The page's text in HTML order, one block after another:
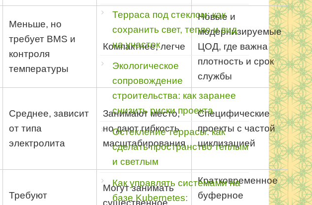
Меньше, но
требует BMS и
контроля
температуры
Компактнее, легче
Новые и
модернизируемые
ЦОД, где важна
плотность и срок
службы
Среднее, зависит
от типа
электролита
Занимают место,
но дают гибкость
масштабирования
Специфические
проекты с частой
циклизацией
Требуют
Могут занимать
Кратковременное
буферное
Терраса под стеклом: как
сохранить свет, тепло и вид
на участок
Экологическое
сопровождение
строительства: как заранее
снизить риски проекта
Остекление террасы: как
сделать пространство теплым
и светлым
Как управлять системами на
базе Kubernetes: